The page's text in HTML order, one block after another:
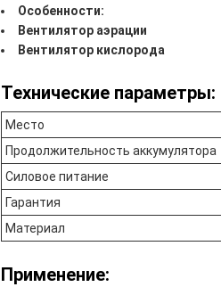
Особенности:
Вентилятор аэрации
Вентилятор кислорода
Технические параметры:
Место
Продолжительность аккумулятора
Силовое питание
Гарантия
Материал
Применение: